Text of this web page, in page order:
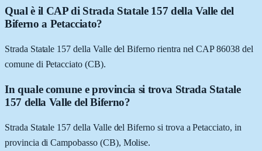
Qual è il CAP di Strada Statale 157 della Valle del
Biferno a Petacciato?
Strada Statale 157 della Valle del Biferno rientra nel CAP 86038 del
comune di Petacciato (CB).
In quale comune e provincia si trova Strada Statale
157 della Valle del Biferno?
Strada Statale 157 della Valle del Biferno si trova a Petacciato, in
provincia di Campobasso (CB), Molise.